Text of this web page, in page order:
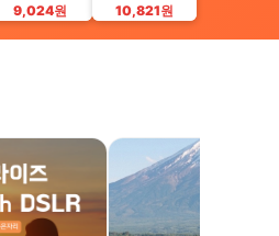
9,024원 10,821원